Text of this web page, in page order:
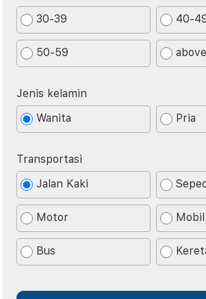
30-39 40-
50-59
Jenis kelamin
Wanita
Pria
Transportasi
Jalan Kaki
Motor Mobil
Bus